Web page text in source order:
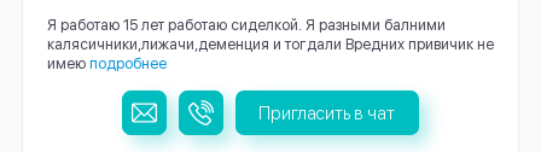
Я работаю 15 лет работаю сиделкой. Я разными балними
калясичники,лижачи,деменция и тогдали Вредних привичик не
имею подробнее
Пригласить в чат